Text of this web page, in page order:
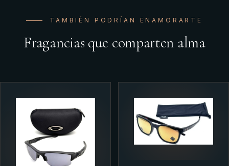
TAMBIÉN PODRÍAN ENAMORARTE
Fragancias que comparten alma